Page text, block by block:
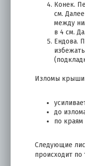
Конек.
см.
между
в 4 см.
Ендова.
Изломы крыши
до
по краям
Следующие
происходит по